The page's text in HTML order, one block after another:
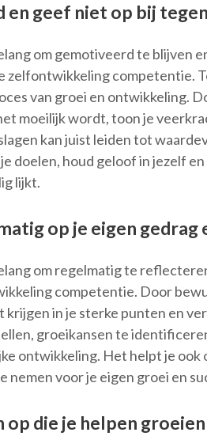
geef niet op bij
om gemotiveerd te blijven
zelfontwikkeling competentie.
van groei en ontwikkeling.
moeilijk wordt, toon je
kan juist leiden tot
doelen, houd geloof in jezelf
lijkt.
op je eigen gedrag
om regelmatig te
competentie. Door
krijgen in je sterke punten en
groeikansen te
ontwikkeling. Het helpt je ook
voor je eigen groei en
die je helpen